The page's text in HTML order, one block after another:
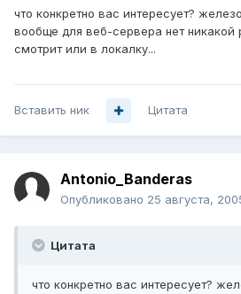
что конкретно вас интересует?
вообще для веб-сервера нет никакой
смотрит или в локалку...
Вставить ник Цитата
Antonio_Banderas
Опубликовано 25 августа,
Цитата
что конкретно вас интересует?